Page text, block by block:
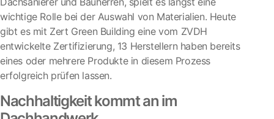
wichtige Rolle bei der Auswahl von Materialien. Heute
gibt es mit Zert Green Building eine vom ZVDH
entwickelte Zertifizierung, 13 Herstellern haben bereits
eines oder mehrere Produkte in diesem Prozess
erfolgreich prüfen lassen.
Nachhaltigkeit kommt an im